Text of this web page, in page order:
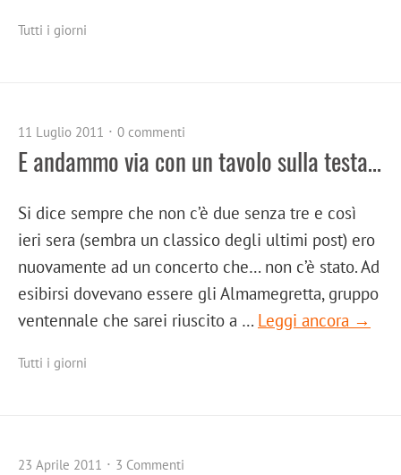
Tutti i giorni
11 Luglio 2011 0 commenti
E andammo via con un tavolo sulla testa…
Si dice sempre che non c’è due senza tre e così
ieri sera (sembra un classico degli ultimi post) ero
nuovamente ad un concerto che… non c’è stato. Ad
esibirsi dovevano essere gli Almamegretta, gruppo
ventennale che sarei riuscito a … Leggi ancora →
Tutti i giorni
23 Aprile 2011 3 Commenti